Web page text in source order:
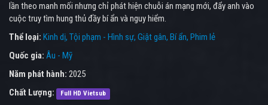
lần theo manh mối nhưng chỉ phát hiện chuỗi án mạng mới, đẩy anh vào
cuộc truy tìm hung thủ đầy bí ẩn và nguy hiểm.
Thể loại: Kinh dị Tội phạm - Hình sự Giật gân Bí ẩn Phim lẻ
Quốc gia: Âu - Mỹ
Năm phát hành: 2025
Chất Lượng:
Full HD Vietsub